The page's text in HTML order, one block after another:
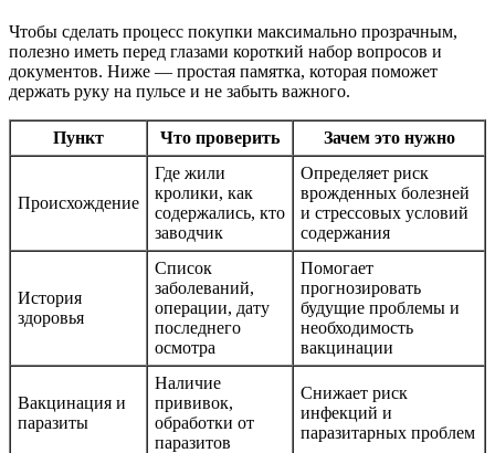
Чтобы сделать процесс покупки максимально прозрачным,
полезно иметь перед глазами короткий набор вопросов и
документов. Ниже — простая памятка, которая поможет
держать руку на пульсе и не забыть важного.
Пункт Что проверить Зачем это нужно
Происхождение
Где жили
кролики, как
содержались, кто
заводчик
Определяет риск
врожденных болезней
и стрессовых условий
содержания
История
здоровья
Список
заболеваний,
операции, дату
последнего
осмотра
Помогает
прогнозировать
будущие проблемы и
необходимость
вакцинации
Вакцинация и
паразиты
Наличие
прививок,
обработки от
паразитов
Снижает риск
инфекций и
паразитарных проблем